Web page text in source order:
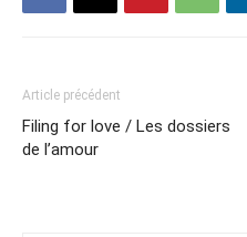
Article précédent
Filing for love / Les dossiers
de l’amour